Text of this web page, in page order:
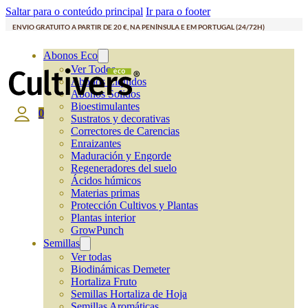
Saltar para o conteúdo principal Ir para o footer
ENVIO GRATUITO A PARTIR DE 20 €, NA PENÍNSULA E EM PORTUGAL (24/72H)
Abonos Eco
Ver Todos
Abonos Líquidos
Abonos Solidos
Bioestimulantes
Sustratos y decorativas
Correctores de Carencias
Enraizantes
Maduración y Engorde
Regeneradores del suelo
Ácidos húmicos
Materias primas
Protección Cultivos y Plantas
Plantas interior
GrowPunch
Semillas
Ver todas
Biodinámicas Demeter
Hortaliza Fruto
Semillas Hortaliza de Hoja
0